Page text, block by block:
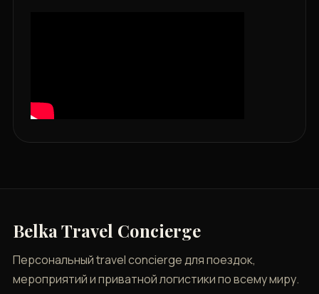
Belka Travel Concierge
Персональный travel concierge для поездок,
мероприятий и приватной логистики по всему миру.